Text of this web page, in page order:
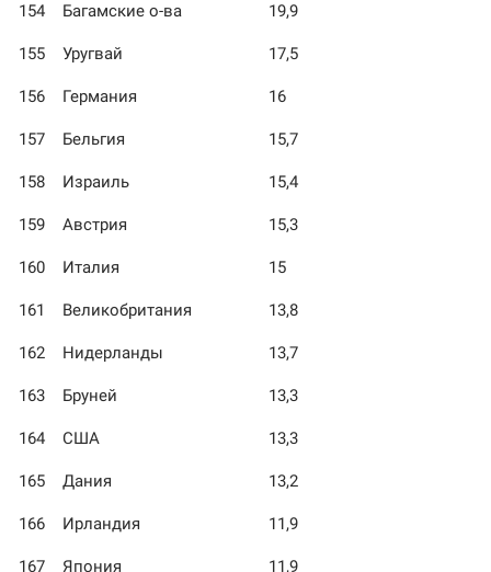
154 Багамские о-ва 19,9
155 Уругвай 17,5
156 Германия 16
157 Бельгия 15,7
158 Израиль 15,4
159 Австрия 15,3
160 Италия 15
161 Великобритания 13,8
162 Нидерланды 13,7
163 Бруней 13,3
164 США 13,3
165 Дания 13,2
166 Ирландия 11,9
167 Япония 11,9